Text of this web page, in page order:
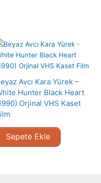
Avcı Kara Yürek –
Hunter Black Heart
Orjinal VHS Kaset
Sepete Ekle